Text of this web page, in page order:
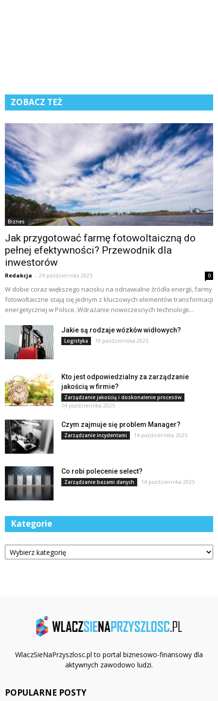
ZOBACZ TEŻ
Biznes
Jak przygotować farmę fotowoltaiczną do
pełnej efektywności? Przewodnik dla
inwestorów
Redakcja - 24 października 2025 0
W dobie coraz większego nacisku na odnawialne źródła energii, farmy
fotowoltaiczne stają się jednym z kluczowych elementów transformacji
energetycznej w Polsce. Wdrażanie nowoczesnych technologii...
Jakie są rodzaje wózków widłowych?
Logistyka 19 października 2025
Kto jest odpowiedzialny za zarządzanie
jakością w firmie?
Zarządzanie jakością i doskonalenie procesów
14 października 2025
Czym zajmuje się problem Manager?
Zarządzanie incydentami 14 października 2025
Co robi polecenie select?
Zarządzanie bazami danych 14 października 2025
Kategorie
Kategorie
WlaczSieNaPrzyszlosc.pl to portal biznesowo-finansowy dla
aktywnych zawodowo ludzi.
POPULARNE POSTY